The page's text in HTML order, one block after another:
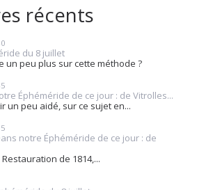
récents
du 8 juillet
un peu plus sur cette méthode ?
Éphéméride de ce jour : de Vitrolles...
un peu aidé, sur ce sujet en...
notre Éphéméride de ce jour : de
de 1814,...